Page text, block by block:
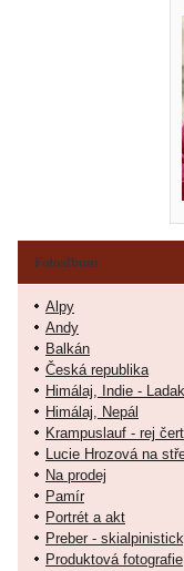
Fotoalbum
Alpy
Andy
Balkán
Česká republika
Himálaj, Indie -
Himálaj, Nepál
Krampuslauf - rej
Lucie Hrozová na
Na prodej
Pamír
Portrét a akt
Preber -
Produktová fotografie